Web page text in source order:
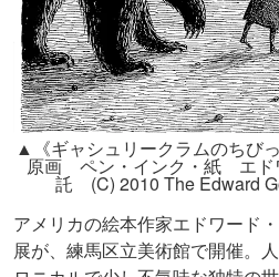
▲《ギャシュリークラムのちび
原画 ペン・インク・紙 エド
託 (C) 2010 The Edward
アメリカの絵本作家エドワード
展が、練馬区立美術館で開催。